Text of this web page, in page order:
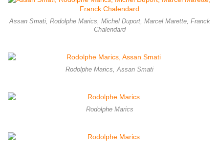
Assan Smati, Rodolphe Marics, Michel Duport, Marcel Marette, Franck
Chalendard
Rodolphe Marics, Assan Smati
Rodolphe Marics